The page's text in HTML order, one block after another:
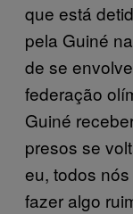
que está
pela Guiné
de se
federação
Guiné
presos se
eu, todos
fazer algo